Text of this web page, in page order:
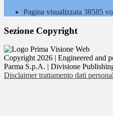
Pagina visualizzata 38585
Sezione Copyright
Copyright 2026 | Engineered and
Parma S.p.A. | Divisione
Disclaimer trattamento dati